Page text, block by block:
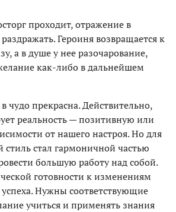
проходит, отражение в
Героиня возвращается к
а в душе у нее разочарование,
как-либо в дальнейшем
чудо прекрасна. Действительно,
реальность — позитивную или
от нашего настроя. Но для
стиль стал гармоничной частью
большую работу над собой.
готовности к изменениям
Нужны соответствующие
учиться и применять знания